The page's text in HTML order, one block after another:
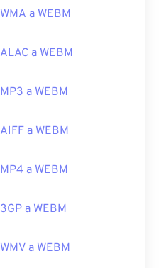
WMA a WEBM
ALAC a WEBM
MP3 a WEBM
AIFF a WEBM
MP4 a WEBM
3GP a WEBM
WMV a WEBM